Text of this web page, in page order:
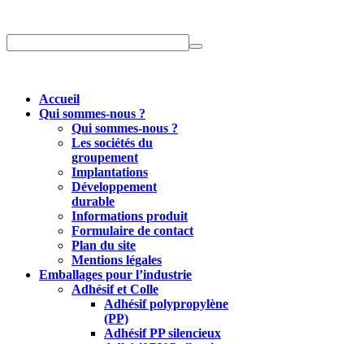
Accueil
Qui sommes-nous ?
Qui sommes-nous ?
Les sociétés du
groupement
Implantations
Développement
durable
Informations produit
Formulaire de contact
Plan du site
Mentions légales
Emballages pour l’industrie
Adhésif et Colle
Adhésif polypropylène
(PP)
Adhésif PP silencieux